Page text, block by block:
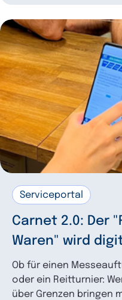
Serviceportal
Carnet 2.0: Der
Waren" wird
Ob für einen
oder ein Reitturnier:
über Grenzen bringen